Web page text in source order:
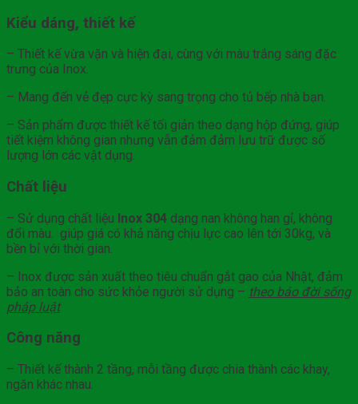
Kiểu dáng, thiết kế
– Thiết kế vừa vặn và hiện đại, cùng với màu trắng sáng đặc
trưng của Inox.
– Mang đến vẻ đẹp cực kỳ sang trọng cho tủ bếp nhà bạn.
– Sản phẩm được thiết kế tối giản theo dạng hộp đứng, giúp
tiết kiệm không gian nhưng vẫn đảm đảm lưu trữ được số
lượng lớn các vật dụng.
Chất liệu
– Sử dụng chất liệu Inox 304 dạng nan không han gỉ, không
đổi màu. giúp giá có khả năng chịu lực cao lên tới 30kg, và
bền bỉ với thời gian.
– Inox được sản xuất theo tiêu chuẩn gắt gao của Nhật, đảm
bảo an toàn cho sức khỏe người sử dụng – theo báo đời sống
pháp luật
Công năng
– Thiết kế thành 2 tầng, mỗi tầng được chia thành các khay,
ngăn khác nhau.